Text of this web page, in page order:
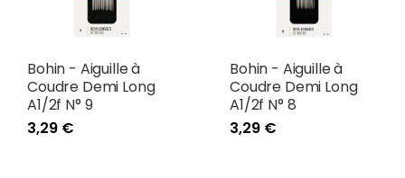
Bohin - Aiguille à
Coudre Demi Long
A1/2f N° 9
3,29 €
Bohin - Aiguille à
Coudre Demi Long
A1/2f N° 8
3,29 €